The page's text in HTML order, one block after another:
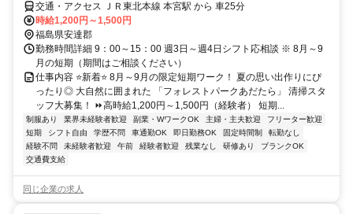
交通・アクセス ＪＲ東北本線 本宮駅 から 車25分
時給1,200円～1,500円
福島県安達郡
勤務時間詳細 9：00～15：00 週3日～週4日シフト応相談 ※ 8月～9
月の短期（期間はご相談ください）
仕事内容 ⭐新着⭐ 8月～9月の限定短期ワーク！ 夏の思い出作りにぴ
ったり◎ 大自然に囲まれた 「フォレストパークあだたら」 清掃スタ
ッフ大募集！ ⏩高時給1,200円～1,500円（経験者） 短期...
制服あり 業界未経験者歓迎 副業・WワークOK 主婦・主夫歓迎
フリーター歓迎
短期
シフト自由 学歴不問 車通勤OK 即日勤務OK 固定時間制
転勤なし
経験不問
未経験者歓迎 午前 経験者歓迎 残業なし 研修あり
ブランクOK
交通費支給
同じ企業の求人